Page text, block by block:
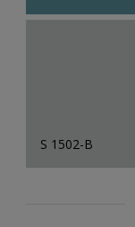
S 1502-B